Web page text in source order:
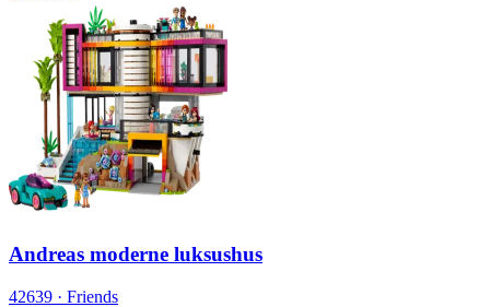
Andreas moderne luksushus
42639 · Friends